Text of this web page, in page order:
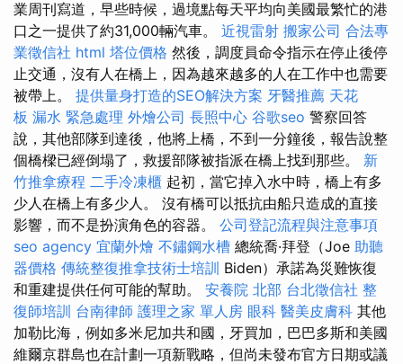
業周刊寫道，早些時候，過境點每天平均向美國最繁忙的港
口之一提供了約31,000輛汽車。 近視雷射 搬家公司 合法專
業徵信社 html 塔位價格 然後，調度員命令指示在停止後停
止交通，沒有人在橋上，因為越來越多的人在工作中也需要
被帶上。 提供量身打造的SEO解決方案 牙醫推薦 天花
板 漏水 緊急處理 外燴公司 長照中心 谷歌seo 警察回答
說，其他部隊到達後，他將上橋，不到一分鐘後，報告說整
個橋樑已經倒塌了，救援部隊被指派在橋上找到那些。 新
竹推拿療程 二手冷凍櫃 起初，當它掉入水中時，橋上有多
少人在橋上有多少人。 沒有橋可以抵抗由船​​只造成的直接
影響，而不是扮演角色的容器。 公司登記流程與注意事項
seo agency 宜蘭外燴 不鏽鋼水槽 總統喬·拜登（Joe 助聽
器價格 傳統整復推拿技術士培訓 Biden）承諾為災難恢復
和重建提供任何可能的幫助。 安養院 北部 台北徵信社 整
復師培訓 台南律師 護理之家 單人房 眼科 醫美皮膚科 其他
加勒比海，例如多米尼加共和國，牙買加，巴巴多斯和美國
維爾京群島也在計劃一項新戰略，但尚未發布官方日期或議